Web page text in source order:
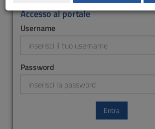
navigazione
sito
Accesso al portale
Username
Password